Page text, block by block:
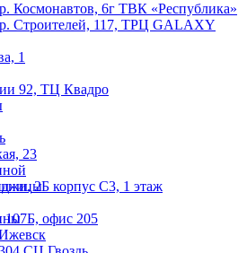
Космонавтов, 6г ТВК «Республика»
Строителей, 117, ТРЦ GALAXY
1
92, ТЦ Квадро
23
2Б корпус С3, 1 этаж
офис 205